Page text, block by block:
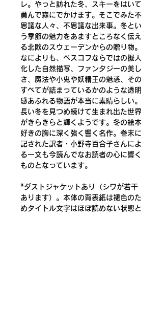
レ。やっと訪れた冬、スキーをはいて
勇んで森にでかけます。そこでみた不
思議な人々、不思議な出来事。冬とい
う季節の魅力をあますところなく伝え
る北欧のスウェーデンからの贈り物。
なによりも、ベスコフならではの擬人
化した自然描写、ファンタジーの美し
さ、魔法や小鬼や妖精王の魅惑、その
すべてが詰まっているかのような透明
感あふれる物語が本当に素晴らしい。
長い冬を見つめ続けて生まれ出た世界
がきらきらと輝くようです。冬の絵本
好きの胸に深く強く響く名作。巻末に
記された訳者・小野寺百合子さんによ
る一文も今読んでなお読者の心に響く
ものとなっています。
*ダストジャケットあり（シワが若干
あります）。本体の背表紙は褪色のた
めタイトル文字はほぼ読めない状態と